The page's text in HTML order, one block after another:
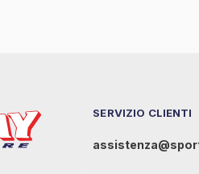
SERVIZIO CLIENTI